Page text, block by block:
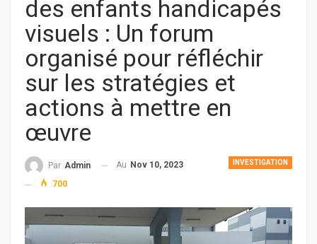
des enfants handicapés
visuels : Un forum
organisé pour réfléchir
sur les stratégies et
actions à mettre en
œuvre
INVESTIGATION
Par Admin Au Nov 10, 2023
700